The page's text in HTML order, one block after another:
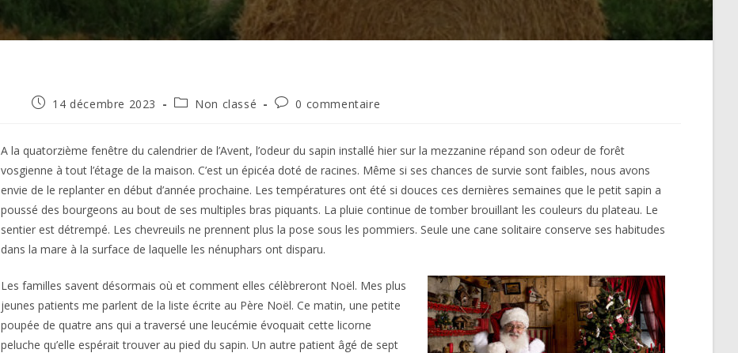
Publication
14 décembre 2023
PostNon classé
Commentaires
publication :
0 commentaire
A la quatorzième fenêtre du calendrier de l’Avent, l’odeur du sapin installé hier sur la mezzanine répand son odeur de forêt
vosgienne à tout l’étage de la maison. C’est un épicéa doté de racines. Même si ses chances de survie sont faibles, nous avons
envie de le replanter en début d’année prochaine. Les températures ont été si douces ces dernières semaines que le petit sapin a
poussé des bourgeons au bout de ses multiples bras piquants. La pluie continue de tomber brouillant les couleurs du plateau. Le
sentier est détrempé. Les chevreuils ne prennent plus la pose sous les pommiers. Seule une cane solitaire conserve ses habitudes
dans la mare à la surface de laquelle les nénuphars ont disparu.
Les familles savent désormais où et comment elles célèbreront Noël. Mes plus
jeunes patients me parlent de la liste écrite au Père Noël. Ce matin, une petite
poupée de quatre ans qui a traversé une leucémie évoquait cette licorne
peluche qu’elle espérait trouver au pied du sapin. Un autre patient âgé de sept